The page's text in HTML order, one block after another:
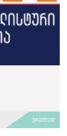
ვრცლად